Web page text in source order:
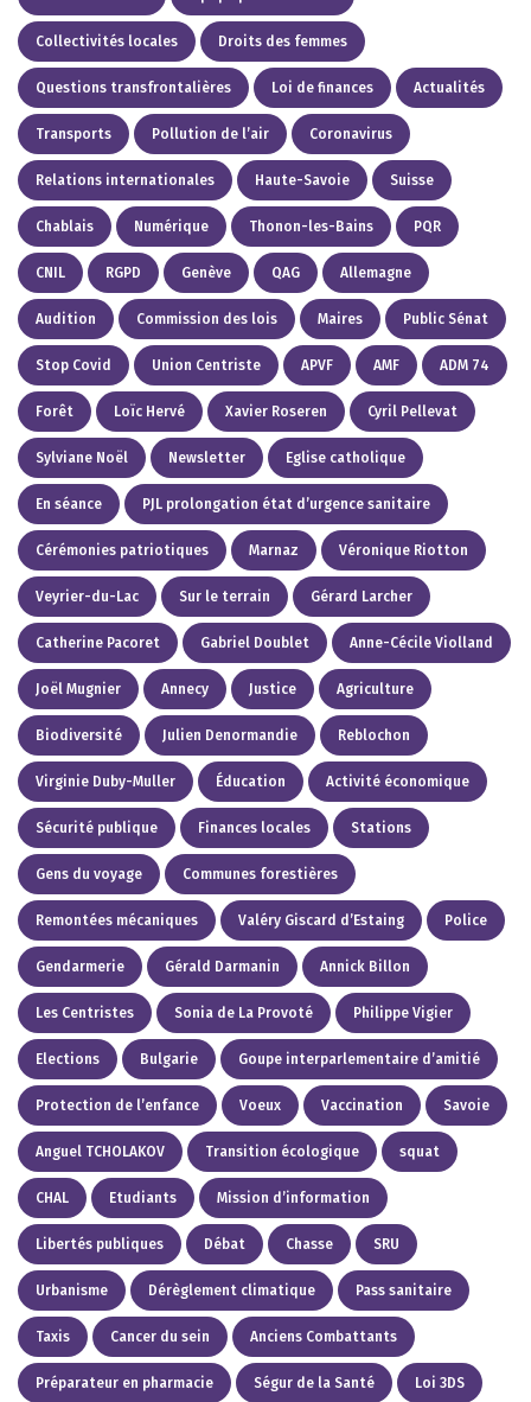
Collectivités locales Droits des femmes
Questions transfrontalières Loi de finances Actualités
Transports Pollution de l’air Coronavirus
Relations internationales Haute-Savoie Suisse
Chablais Numérique Thonon-les-Bains PQR
CNIL RGPD Genève QAG Allemagne
Audition Commission des lois Maires Public Sénat
Stop Covid Union Centriste APVF AMF ADM 74
Forêt Loïc Hervé Xavier Roseren Cyril Pellevat
Sylviane Noël Newsletter Eglise catholique
En séance PJL prolongation état d’urgence sanitaire
Cérémonies patriotiques Marnaz Véronique Riotton
Veyrier-du-Lac Sur le terrain Gérard Larcher
Catherine Pacoret Gabriel Doublet Anne-Cécile Violland
Joël Mugnier Annecy Justice Agriculture
Biodiversité Julien Denormandie Reblochon
Virginie Duby-Muller Éducation Activité économique
Sécurité publique Finances locales Stations
Gens du voyage Communes forestières
Remontées mécaniques Valéry Giscard d’Estaing Police
Gendarmerie Gérald Darmanin Annick Billon
Les Centristes Sonia de La Provoté Philippe Vigier
Elections Bulgarie Goupe interparlementaire d’amitié
Protection de l’enfance Voeux Vaccination Savoie
Anguel TCHOLAKOV Transition écologique squat
CHAL Etudiants Mission d’information
Libertés publiques Débat Chasse SRU
Urbanisme Dérèglement climatique Pass sanitaire
Taxis Cancer du sein Anciens Combattants
Préparateur en pharmacie Ségur de la Santé Loi 3DS